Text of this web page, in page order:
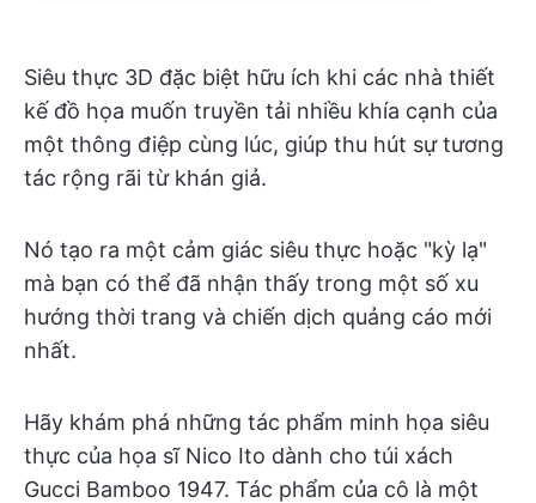
Siêu thực 3D đặc biệt hữu ích khi các nhà thiết
kế đồ họa muốn truyền tải nhiều khía cạnh của
một thông điệp cùng lúc, giúp thu hút sự tương
tác rộng rãi từ khán giả.
Nó tạo ra một cảm giác siêu thực hoặc "kỳ lạ"
mà bạn có thể đã nhận thấy trong một số xu
hướng thời trang và chiến dịch quảng cáo mới
nhất.
Hãy khám phá những tác phẩm minh họa siêu
thực của họa sĩ Nico Ito dành cho túi xách
Gucci Bamboo 1947. Tác phẩm của cô là một